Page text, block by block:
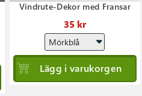
Vindrute-Dekor med Fransar
35 kr
Lägg i varukorgen